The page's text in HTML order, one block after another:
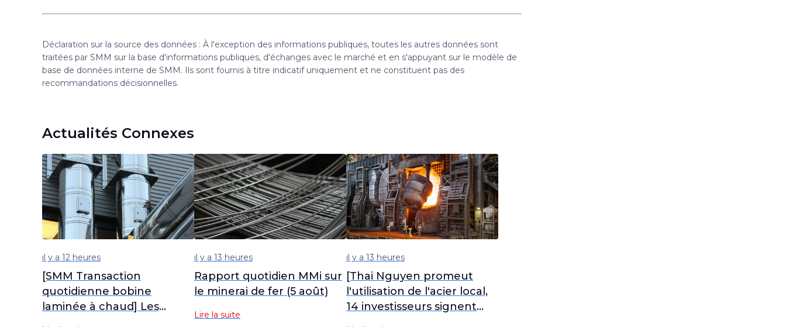
Déclaration sur la source des données : À l'exception des informations publiques, toutes les autres données sont
traitées par SMM sur la base d'informations publiques, d'échanges avec le marché et en s'appuyant sur le modèle de
base de données interne de SMM. Ils sont fournis à titre indicatif uniquement et ne constituent pas des
recommandations décisionnelles.
Actualités Connexes
il y a 12 heures
[SMM Transaction
quotidienne bobine
laminée à chaud] Les
il y a 13 heures
Rapport quotidien MMi sur
le minerai de fer (5 août)
Lire la suite
il y a 13 heures
[Thai Nguyen promeut
l'utilisation de l'acier local,
14 investisseurs signent